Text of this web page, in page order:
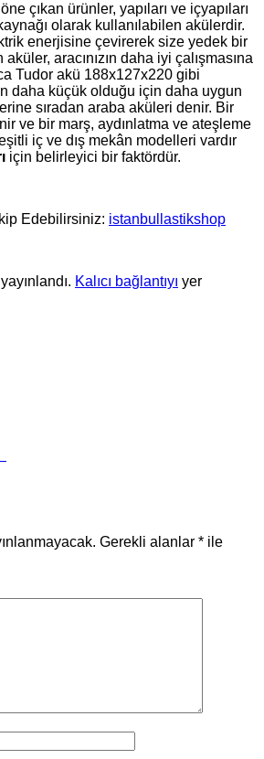
çıkan ürünler, yapıları ve içyapıları
olarak kullanılabilen akülerdir.
enerjisine çevirerek size yedek bir
aracınızın daha iyi çalışmasına
Tudor akü 188x127x220 gibi
daha küçük olduğu için daha uygun
sıradan araba aküleri denir. Bir
ve bir marş, aydınlatma ve ateşleme
iç ve dış mekân modelleri vardır
için belirleyici bir faktördür.
Edebilirsiniz: istanbullastikshop
Kalıcı bağlantıyı yer
Gerekli alanlar * ile